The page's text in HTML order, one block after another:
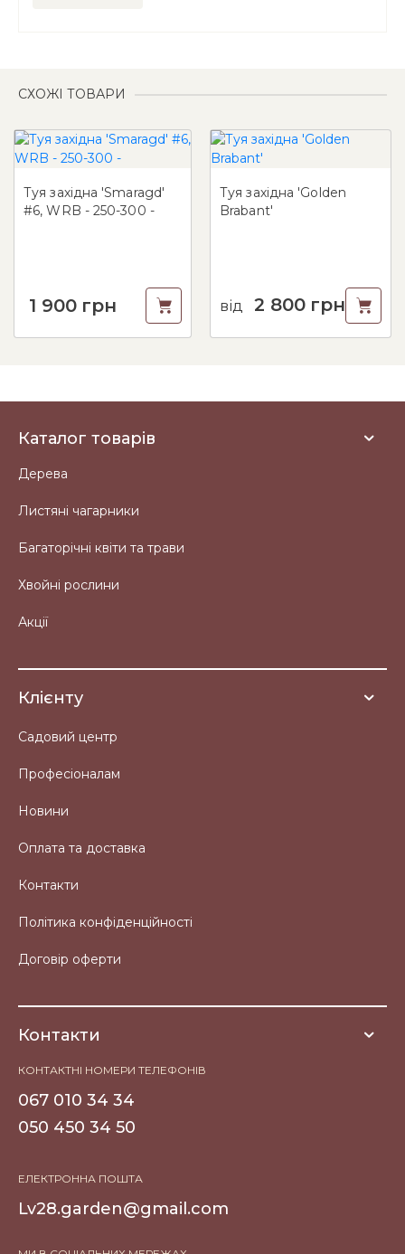
СХОЖІ ТОВАРИ
Туя західна 'Smaragd'
#6, WRB - 250-300 -
1 900 грн
Туя західна 'Golden
Brabant'
від 2 800 грн
Каталог товарів
Дерева
Листяні чагарники
Багаторічні квіти та трави
Хвойні рослини
Акції
Клієнту
Садовий центр
Професіоналам
Новини
Оплата та доставка
Контакти
Політика конфіденційності
Договір оферти
Контакти
КОНТАКТНІ НОМЕРИ ТЕЛЕФОНІВ
067 010 34 34
050 450 34 50
ЕЛЕКТРОННА ПОШТА
Lv28.garden@gmail.com